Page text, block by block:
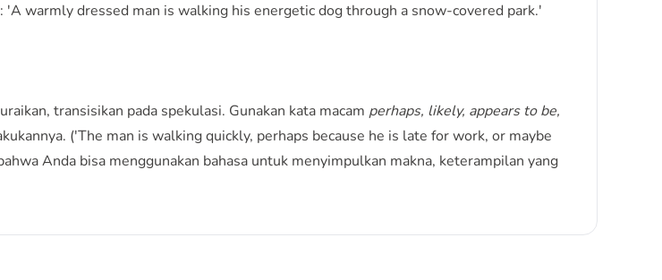
warmly dressed man is walking his energetic dog through a snow-covered park.'
transisikan pada spekulasi. Gunakan kata macam perhaps, likely, appears to be,
('The man is walking quickly, perhaps because he is late for work, or maybe
Anda bisa menggunakan bahasa untuk menyimpulkan makna, keterampilan yang